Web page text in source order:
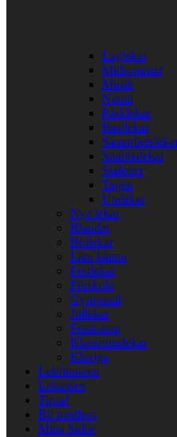
Laglekar
Midsommar
Musik
Namn
Påsklekar
Rastlekar
Snabbalekar
Stafetter
Tagen
Utelekar
Nya lekar
Blandat
Bollekar
Lära känna
Festlekar
Förskola
Gympasal
Jullekar
Femkamp
Klassrumslekar
Kluriga
Lekfinnaren
Lekindex
Tipsa!
Bli medlem
Mina Sidor